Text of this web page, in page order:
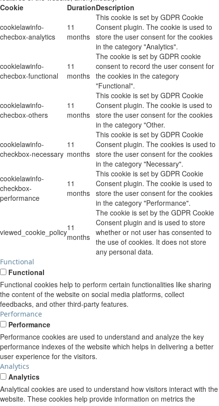
Cookie
DurationDescription
cookielawinfo-
checbox-analytics
11
months
This cookie is set by GDPR Cookie
Consent plugin. The cookie is used to
store the user consent for the cookies
in the category "Analytics".
cookielawinfo-
checbox-functional
11
months
The cookie is set by GDPR cookie
consent to record the user consent for
the cookies in the category
"Functional".
cookielawinfo-
checbox-others
11
months
This cookie is set by GDPR Cookie
Consent plugin. The cookie is used to
store the user consent for the cookies
in the category "Other.
cookielawinfo-
checkbox-necessary
11
months
This cookie is set by GDPR Cookie
Consent plugin. The cookies is used to
store the user consent for the cookies
in the category "Necessary".
cookielawinfo-
checkbox-
performance
11
months
This cookie is set by GDPR Cookie
Consent plugin. The cookie is used to
store the user consent for the cookies
in the category "Performance".
viewed_cookie_policy11
months
The cookie is set by the GDPR Cookie
Consent plugin and is used to store
whether or not user has consented to
the use of cookies. It does not store
any personal data.
Functional
Functional
Functional cookies help to perform certain functionalities like sharing
the content of the website on social media platforms, collect
feedbacks, and other third-party features.
Performance
Performance
Performance cookies are used to understand and analyze the key
performance indexes of the website which helps in delivering a better
user experience for the visitors.
Analytics
Analytics
Analytical cookies are used to understand how visitors interact with the
website. These cookies help provide information on metrics the